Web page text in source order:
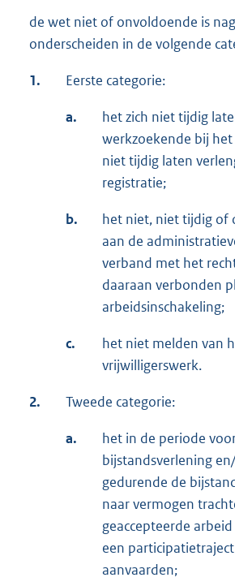
de wet niet of onvoldoende is
onderscheiden in de volgende
1. Eerste categorie:
a.
het zich niet tijdig
werkzoekende bij
niet tijdig laten
registratie;
b.
het niet, niet tijdig of
aan de
verband met het
daaraan verbonden
arbeidsinschakeling;
c.
het niet melden van
vrijwilligerswerk.
2. Tweede categorie:
a.
het in de periode
bijstandsverlening
gedurende de
naar vermogen
geaccepteerde
een
aanvaarden;